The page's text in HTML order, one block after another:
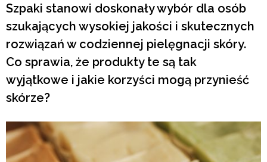
Szpaki stanowi doskonały wybór dla osób
szukających wysokiej jakości i skutecznych
rozwiązań w codziennej pielęgnacji skóry.
Co sprawia, że produkty te są tak
wyjątkowe i jakie korzyści mogą przynieść
skórze?